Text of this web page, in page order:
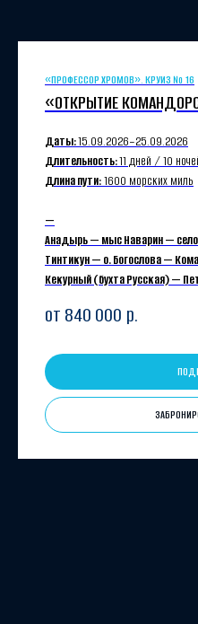
«ПРОФЕССОР ХРОМОВ». КРУИЗ № 16
«ОТКРЫТИЕ
Даты:15.09.2026−25.09.2026
Длительность:11 дней / 10
Длина пути:1600 морских миль
—
Анадырь — мыс Наварин —
Тинтикун — о. Богослова —
Кекурный (бухта Русская) —
от 840 000 р.